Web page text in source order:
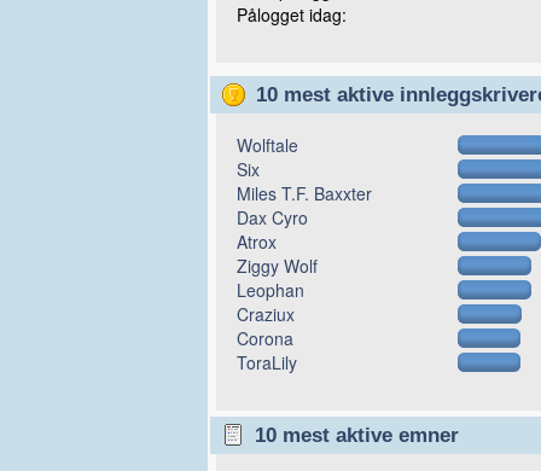
Pålogget idag:
10 mest aktive
Wolftale
Six
Miles T.F. Baxxter
Dax Cyro
Atrox
Ziggy Wolf
Leophan
Craziux
Corona
ToraLily
10 mest aktive emner